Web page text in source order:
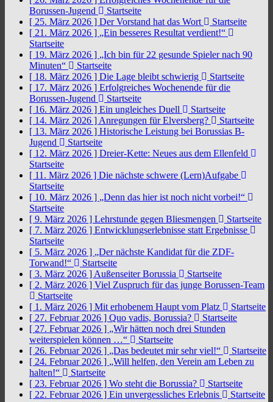
Borussen-Jugend
Startseite
[ 25. März 2026 ] Der Vorstand hat das Wort
Startseite
[ 21. März 2026 ] „Ein besseres Resultat verdient!“
Startseite
[ 19. März 2026 ] „Ich bin für 22 gesunde Spieler nach 90
Minuten“
Startseite
[ 18. März 2026 ] Die Lage bleibt schwierig
Startseite
[ 17. März 2026 ] Erfolgreiches Wochenende für die
Borussen-Jugend
Startseite
[ 16. März 2026 ] Ein ungleiches Duell
Startseite
[ 14. März 2026 ] Anregungen für Elversberg?
Startseite
[ 13. März 2026 ] Historische Leistung bei Borussias B-
Jugend
Startseite
[ 12. März 2026 ] Dreier-Kette: Neues aus dem Ellenfeld
Startseite
[ 11. März 2026 ] Die nächste schwere (Lern)Aufgabe
Startseite
[ 10. März 2026 ] „Denn das hier ist noch nicht vorbei!“
Startseite
[ 9. März 2026 ] Lehrstunde gegen Bliesmengen
Startseite
[ 7. März 2026 ] Entwicklungserlebnisse statt Ergebnisse
Startseite
[ 5. März 2026 ] „Der nächste Kandidat für die ZDF-
Torwand!“
Startseite
[ 3. März 2026 ] Außenseiter Borussia
Startseite
[ 2. März 2026 ] Viel Zuspruch für das junge Borussen-Team
Startseite
[ 1. März 2026 ] Mit erhobenem Haupt vom Platz
Startseite
[ 27. Februar 2026 ] Quo vadis, Borussia?
Startseite
[ 27. Februar 2026 ] „Wir hätten noch drei Stunden
weiterspielen können …“
Startseite
[ 26. Februar 2026 ] „Das bedeutet mir sehr viel!“
Startseite
[ 24. Februar 2026 ] „Will helfen, den Verein am Leben zu
halten!“
Startseite
[ 23. Februar 2026 ] Wo steht die Borussia?
Startseite
[ 22. Februar 2026 ] Ein unvergessliches Erlebnis
Startseite